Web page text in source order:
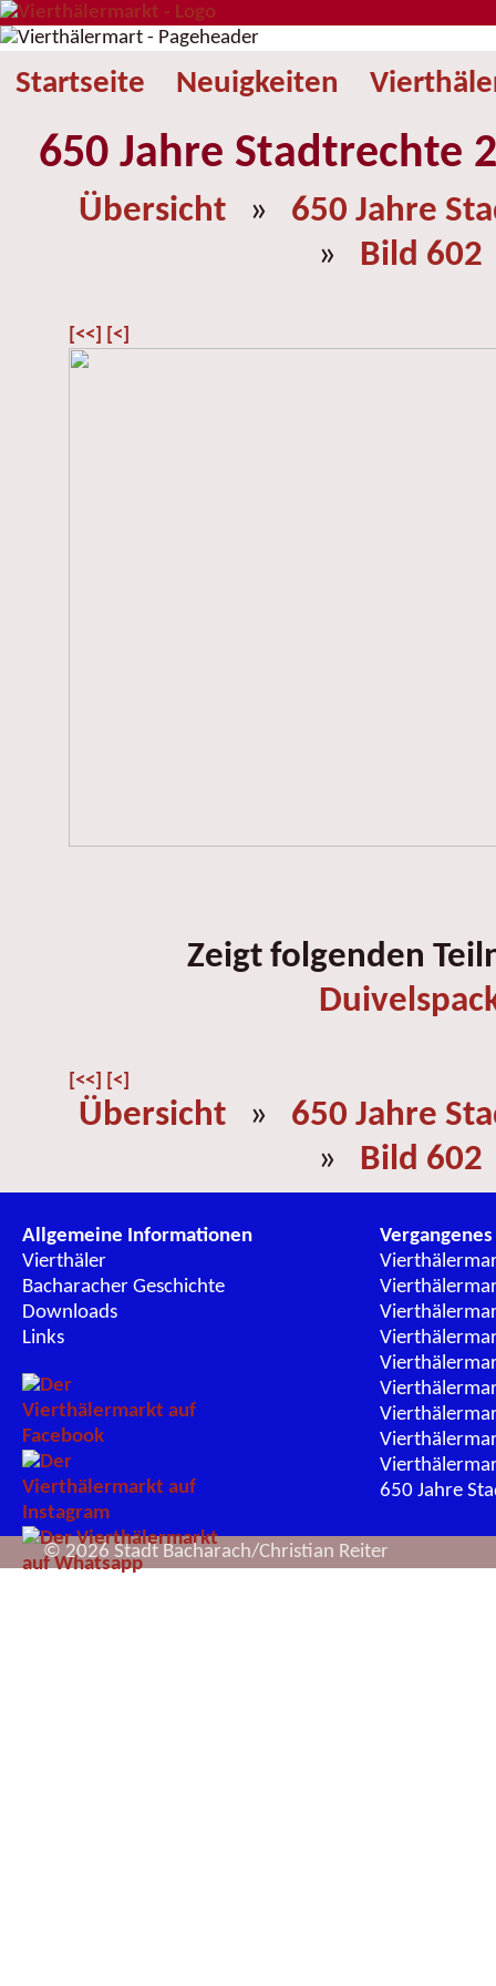
Startseite Neuigkeiten
650 Jahre Stadtrechte
Übersicht » 650 Jahre
» Bild 602
[<<] [<]
Zeigt folgenden
[<<] [<]
Übersicht » 650 Jahre
» Bild 602
Allgemeine Informationen
Vierthäler
Bacharacher Geschichte
Downloads
Links
Vergangenes
650 Jahre
© 2026 Stadt Bacharach/Christian Reiter